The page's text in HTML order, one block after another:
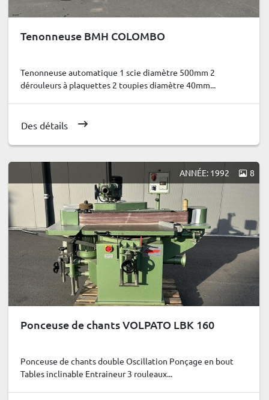
Tenonneuse BMH COLOMBO
Tenonneuse automatique 1 scie diamètre 500mm 2
dérouleurs à plaquettes 2 toupies diamètre 40mm...
Des détails
ANNÉE: 1992 8
Ponceuse de chants VOLPATO LBK 160
Ponceuse de chants double Oscillation Ponçage en bout
Tables inclinable Entraineur 3 rouleaux...